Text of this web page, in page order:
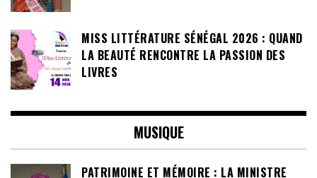
MISS LITTÉRATURE SÉNÉGAL 2026 : QUAND
LA BEAUTÉ RENCONTRE LA PASSION DES
LIVRES
MUSIQUE
PATRIMOINE ET MÉMOIRE : LA MINISTRE